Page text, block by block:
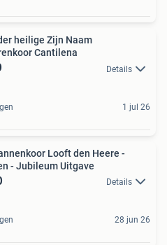
heilige Zijn Naam
Cantilena
Details
1 jul 26
Looft den Heere -
- Jubileum Uitgave
Details
28 jun 26